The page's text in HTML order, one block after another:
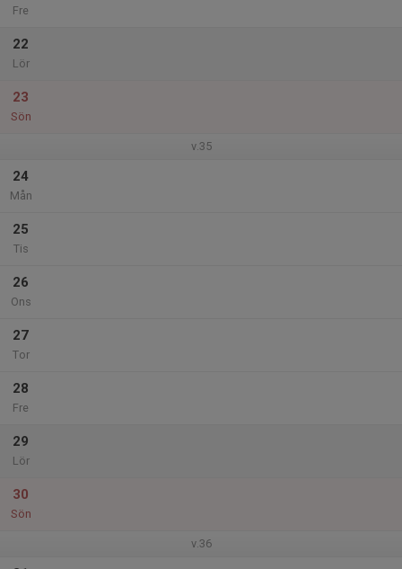
Fre
22
Lör
23
Sön
v.35
24
Mån
25
Tis
26
Ons
27
Tor
28
Fre
29
Lör
30
Sön
v.36